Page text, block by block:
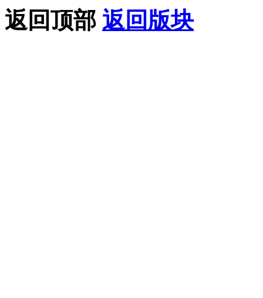
返回顶部 返回版块